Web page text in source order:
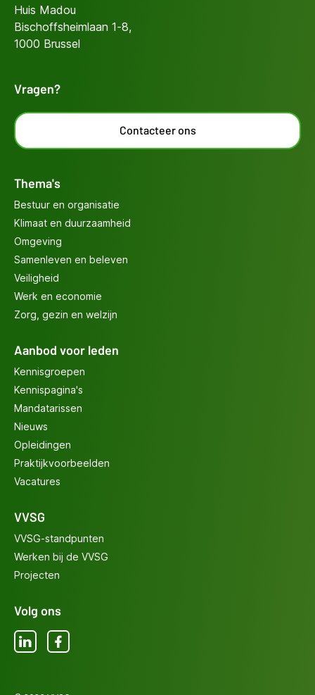
Huis Madou
Bischoffsheimlaan 1-8,
1000 Brussel
Vragen?
Contacteer ons
Thema's
Bestuur en organisatie
Klimaat en duurzaamheid
Omgeving
Samenleven en beleven
Veiligheid
Werk en economie
Zorg, gezin en welzijn
Aanbod voor leden
Kennisgroepen
Kennispagina's
Mandatarissen
Nieuws
Opleidingen
Praktijkvoorbeelden
Vacatures
VVSG
VVSG-standpunten
Werken bij de VVSG
Projecten
Volg ons
LinkedInFacebook